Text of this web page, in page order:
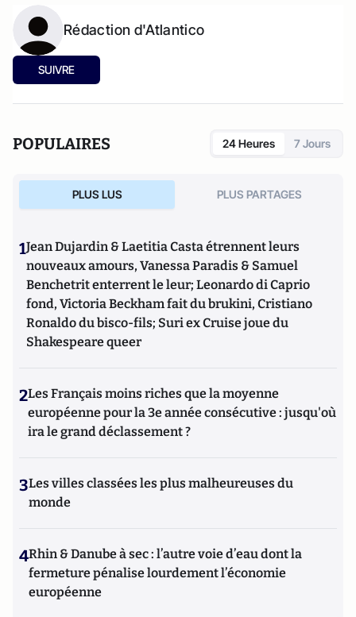
Rédaction d'Atlantico
SUIVRE
POPULAIRES 24 Heures 7 Jours
PLUS LUS PLUS PARTAGES
1Jean Dujardin & Laetitia Casta étrennent leurs
nouveaux amours, Vanessa Paradis & Samuel
Benchetrit enterrent le leur; Leonardo di Caprio
fond, Victoria Beckham fait du brukini, Cristiano
Ronaldo du bisco-fils; Suri ex Cruise joue du
Shakespeare queer
2Les Français moins riches que la moyenne
européenne pour la 3e année consécutive : jusqu'où
ira le grand déclassement ?
3Les villes classées les plus malheureuses du
monde
4Rhin & Danube à sec : l’autre voie d’eau dont la
fermeture pénalise lourdement l’économie
européenne